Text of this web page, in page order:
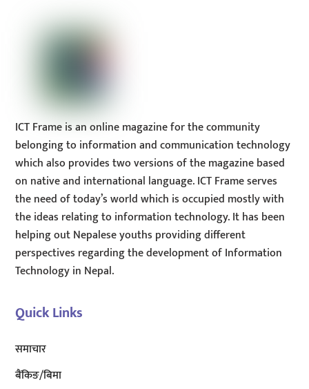
ICT Frame is an online magazine for the community
belonging to information and communication technology
which also provides two versions of the magazine based
on native and international language. ICT Frame serves
the need of today’s world which is occupied mostly with
the ideas relating to information technology. It has been
helping out Nepalese youths providing different
perspectives regarding the development of Information
Technology in Nepal.
Quick Links
समाचार
बैंकिङ/बिमा